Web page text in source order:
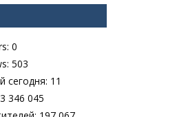
0
503
сегодня: 11
3 346 045